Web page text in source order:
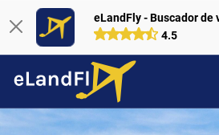
eLandFly - Buscador de
4.5